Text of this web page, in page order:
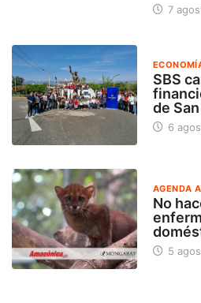
7
SBS
de San
6
AGENDA
No
5